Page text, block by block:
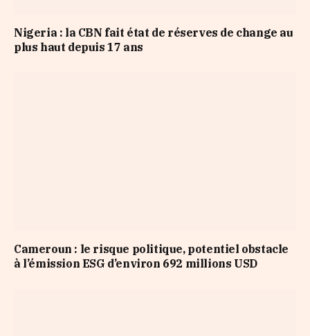
Nigeria : la CBN fait état de réserves de change au
plus haut depuis 17 ans
Cameroun : le risque politique, potentiel obstacle
à l’émission ESG d’environ 692 millions USD